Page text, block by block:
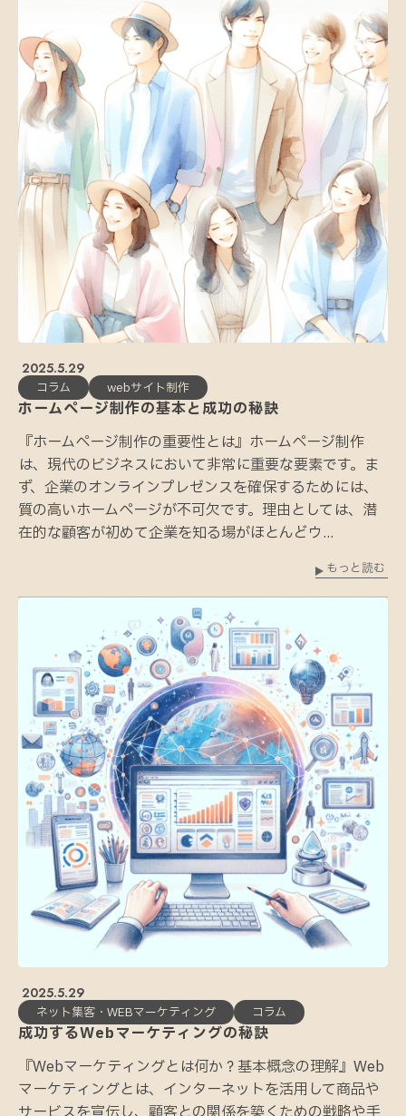
ホームページ制作の基本と成功の秘訣
2025.5.29
コラム
webサイト制作
『ホームページ制作の重要性とは』ホームページ制作
は、現代のビジネスにおいて非常に重要な要素です。ま
ず、企業のオンラインプレゼンスを確保するためには、
質の高いホームページが不可欠です。理由としては、潜
在的な顧客が初めて企業を知る場がほとんどウ...
もっと読む
成功するWebマーケティングの秘訣
2025.5.29
ネット集客・WEBマーケティング
コラム
『Webマーケティングとは何か？基本概念の理解』Web
マーケティングとは、インターネットを活用して商品や